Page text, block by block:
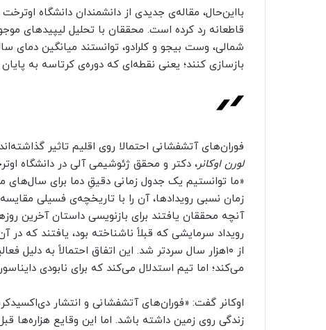
بااین‌حال، مقاله‌ی جدیدی از دانشمندان دانشگاه
قاطعانه رد کرده است. محققان با تحلیل لیپیدهای
شمالی، وست بیجو و کلرادو، توانستند میانگین دمای
بازسازی کنند؛ یعنی نقطه‌ای که دوره‌ی کرتاسه به
فوران‌های آتشفشانی احتمالا روی اقلیم تاثیر گذاشته‌اند
لورن اوکانر، دکتر و محقق ژئوشیمی آلی در دانشگاه
«ما توانستیم یک جدول زمانی دقیقِ دما برای سال‌های
زمان نسبی رویدادها، آن را با تاریخچه‌ی فسیلی
آنچه محققان یافتند برای بازنویسی داستان آخرین
رویداد سرمایشی که قبلاً ناشناخته بود، یافتند که
از ۱۰هزار سال سردتر شد. این اتفاق احتمالاً به
می‌کند؛ اما تیم استدلال می‌کند که برای نابودی
اوکانر گفت: «فوران‌های آتشفشانی و انتشار
زندگی روی زمین داشته باشد. اما این وقایع هزاره‌ها